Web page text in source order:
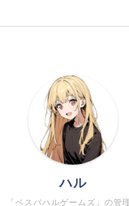
「ベスパハルゲームズ」の管
ハル